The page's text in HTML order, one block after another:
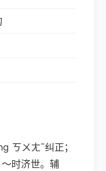
ㄎㄨㄤˉ纠正；
时济世。辅